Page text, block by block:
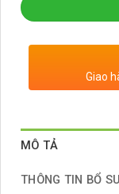
Giao
MÔ TẢ
THÔNG TIN BỔ